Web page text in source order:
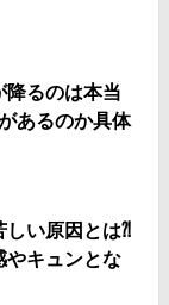
降るのは本当
あるのか具体
しい原因とは⁈
やキュンとな